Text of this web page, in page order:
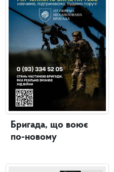
Бригада, що воює
по-новому